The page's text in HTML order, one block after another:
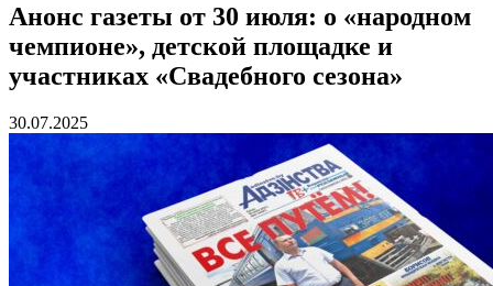
Анонс газеты от 30 июля: о «народном
чемпионе», детской площадке и
участниках «Свадебного сезона»
30.07.2025